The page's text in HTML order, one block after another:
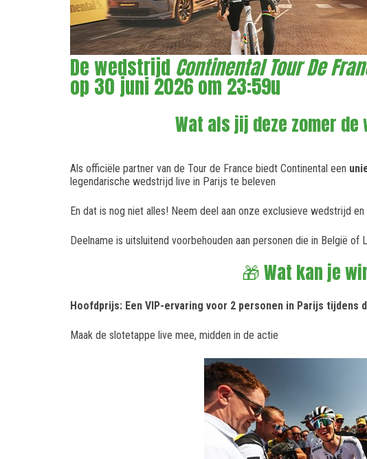
De wedstrijd Continental Tour De
op 30 juni 2026 om 23:59u
Wat als jij deze zomer
Als officiële partner van de Tour de France biedt Continental een
legendarische wedstrijd live in Parijs te beleven
En dat is nog niet alles! Neem deel aan onze exclusieve wedstrijd
Deelname is uitsluitend voorbehouden aan personen die in België of
🎁 Wat kan je
Hoofdprijs: Een VIP-ervaring voor 2 personen in Parijs tijdens
Maak de slotetappe live mee, midden in de actie